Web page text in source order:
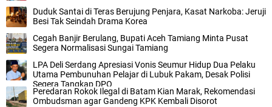
Duduk Santai di Teras Berujung Penjara, Kasat Narkoba: Jeruji
Besi Tak Seindah Drama Korea
Cegah Banjir Berulang, Bupati Aceh Tamiang Minta Pusat
Segera Normalisasi Sungai Tamiang
LPA Deli Serdang Apresiasi Vonis Seumur Hidup Dua Pelaku
Utama Pembunuhan Pelajar di Lubuk Pakam, Desak Polisi
Segera Tangkap DPO
Peredaran Rokok Ilegal di Batam Kian Marak, Rekomendasi
Ombudsman agar Gandeng KPK Kembali Disorot